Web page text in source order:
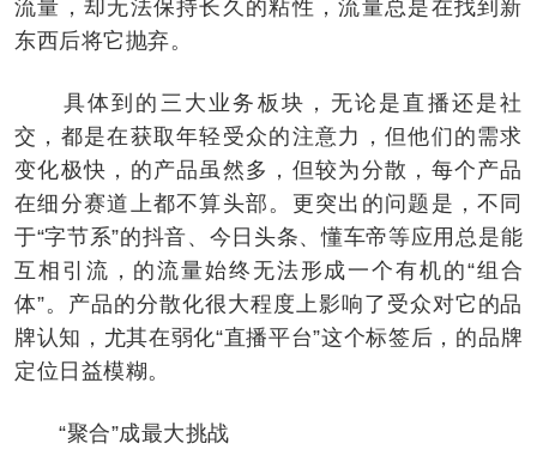
流量，却无法保持长久的粘性，流量总是在找到新
东西后将它抛弃。
具体到的三大业务板块，无论是直播还是社
交，都是在获取年轻受众的注意力，但他们的需求
变化极快，的产品虽然多，但较为分散，每个产品
在细分赛道上都不算头部。更突出的问题是，不同
于“字节系”的抖音、今日头条、懂车帝等应用总是能
互相引流，的流量始终无法形成一个有机的“组合
体”。产品的分散化很大程度上影响了受众对它的品
牌认知，尤其在弱化“直播平台”这个标签后，的品牌
定位日益模糊。
“聚合”成最大挑战